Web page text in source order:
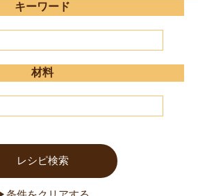
キーワード
材料